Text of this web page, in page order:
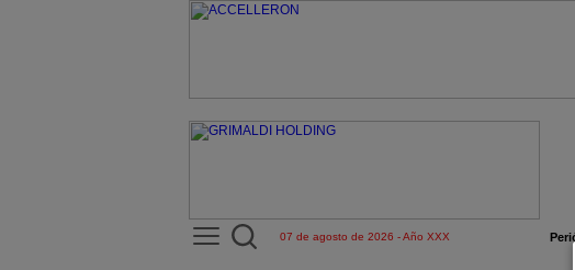
07 de agosto de 2026 - Año XXX